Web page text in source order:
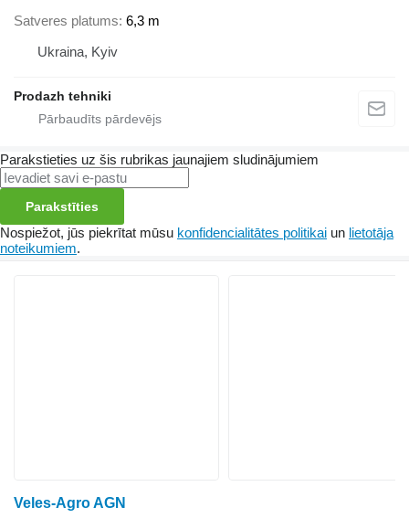
Satveres platums 6,3 m
Ukraina, Kyiv
Prodazh tehniki
Parakstieties uz šis rubrikas jaunajiem sludinājumiem
Parakstīties
Nospiežot, jūs piekrītat mūsu konfidencialitātes politikai un lietotāja
noteikumiem.
Veles-Agro AGN